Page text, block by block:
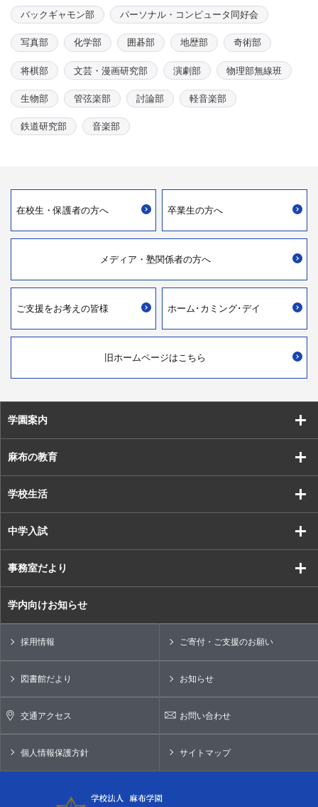
バックギャモン部 パーソナル・コンピュータ同好会
写真部 化学部 囲碁部 地歴部 奇術部
将棋部 文芸・漫画研究部 演劇部 物理部無線班
生物部 管弦楽部 討論部 軽音楽部
鉄道研究部 音楽部
在校生・保護者の方へ 卒業生の方へ
メディア・ 塾関係者の方へ
ご支援をお考えの皆様 ホーム･カミング･デイ
旧ホームページはこちら
学園案内
麻布の教育
学校生活
中学入試
事務室だより
学内向けお知らせ
採用情報 ご寄付・ご支援のお願い
図書館だより お知らせ
交通アクセス お問い合わせ
個人情報保護方針 サイトマップ